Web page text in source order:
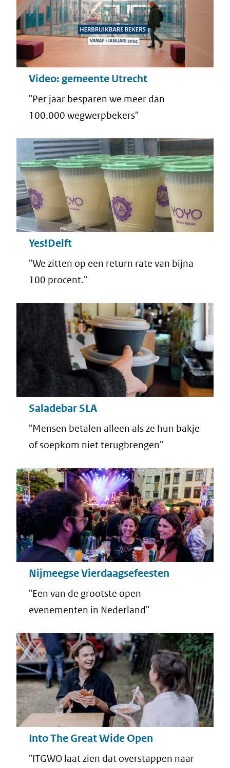
Video: gemeente Utrecht
"Per jaar besparen we meer dan
100.000 wegwerpbekers"
Yes!Delft
"We zitten op een return rate van bijna
100 procent."
Saladebar SLA
"Mensen betalen alleen als ze hun bakje
of soepkom niet terugbrengen"
Nijmeegse Vierdaagsefeesten
"Een van de grootste open
evenementen in Nederland"
Into The Great Wide Open
"ITGWO laat zien dat overstappen naar